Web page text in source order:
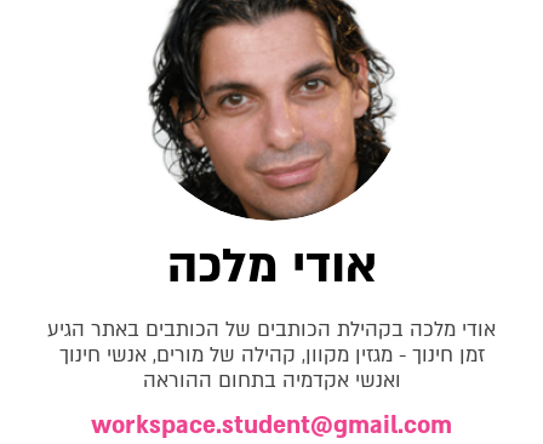
אודי מלכה
אודי מלכה בקהילת הכותבים של הכותבים באתר הגיע
זמן חינוך - מגזין מקוון, קהילה של מורים, אנשי חינוך
ואנשי אקדמיה בתחום ההוראה
workspace.student@gmail.com